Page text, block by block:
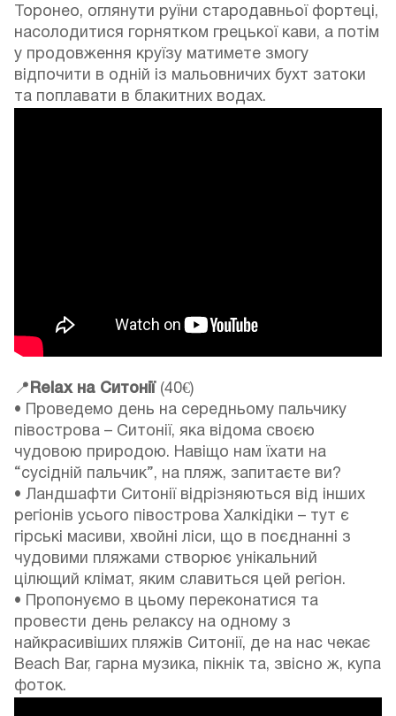
Торонео, оглянути руїни стародавньої фортеці,
насолодитися горнятком грецької кави, а потім
у продовження круїзу матимете змогу
відпочити в одній із мальовничих бухт затоки
та поплавати в блакитних водах.
📍 Relax на Ситонії (40€)
• Проведемо день на середньому пальчику
півострова – Ситонії, яка відома своєю
чудовою природою. Навіщо нам їхати на
“сусідній пальчик”, на пляж, запитаєте ви?
• Ландшафти Ситонії відрізняються від інших
регіонів усього півострова Халкідіки – тут є
гірські масиви, хвойні ліси, що в поєднанні з
чудовими пляжами створює унікальний
цілющий клімат, яким славиться цей регіон.
• Пропонуємо в цьому переконатися та
провести день релаксу на одному з
найкрасивіших пляжів Ситонії, де на нас чекає
Beach Bar, гарна музика, пікнік та, звісно ж, купа
фоток.